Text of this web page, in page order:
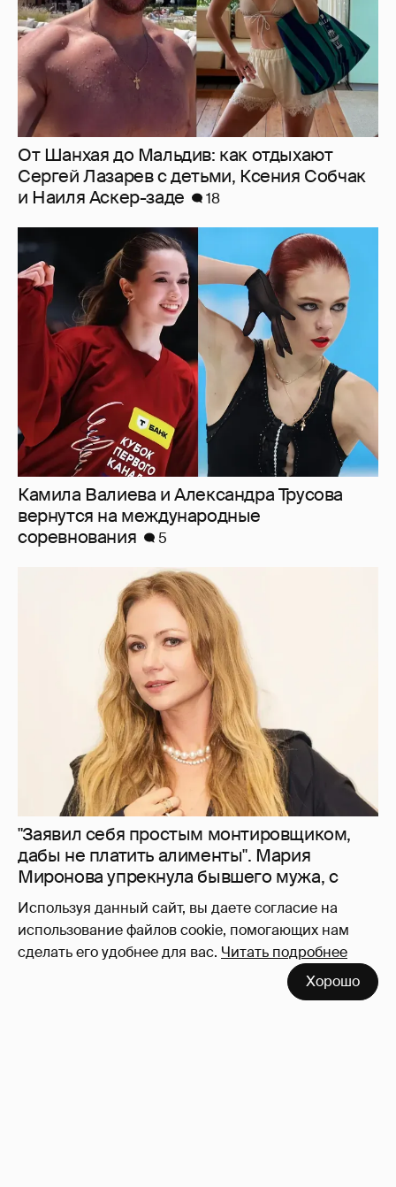
Используя данный сайт, вы даете согласие на
использование файлов cookie, помогающих нам
сделать его удобнее для вас. Читать подробнее
Хорошо
Камила Валиева и Александра Трусова
вернутся на международные
соревнования
"Заявил себя простым монтировщиком,
дабы не платить алименты". Мария
Миронова упрекнула бывшего мужа, с
которым судится за сына
40
"Ей всё не так". Гарик Харламов
пожаловался на переходный возраст
дочери от Кристины Асмус
12